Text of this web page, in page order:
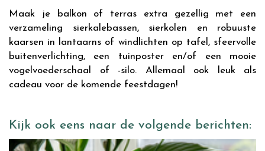
Maak je balkon of terras extra gezellig met een
verzameling sierkalebassen, sierkolen en robuuste
kaarsen in lantaarns of windlichten op tafel, sfeervolle
buitenverlichting, een tuinposter en/of een mooie
vogelvoederschaal of -silo. Allemaal ook leuk als
cadeau voor de komende feestdagen!
Kijk ook eens naar de volgende berichten: